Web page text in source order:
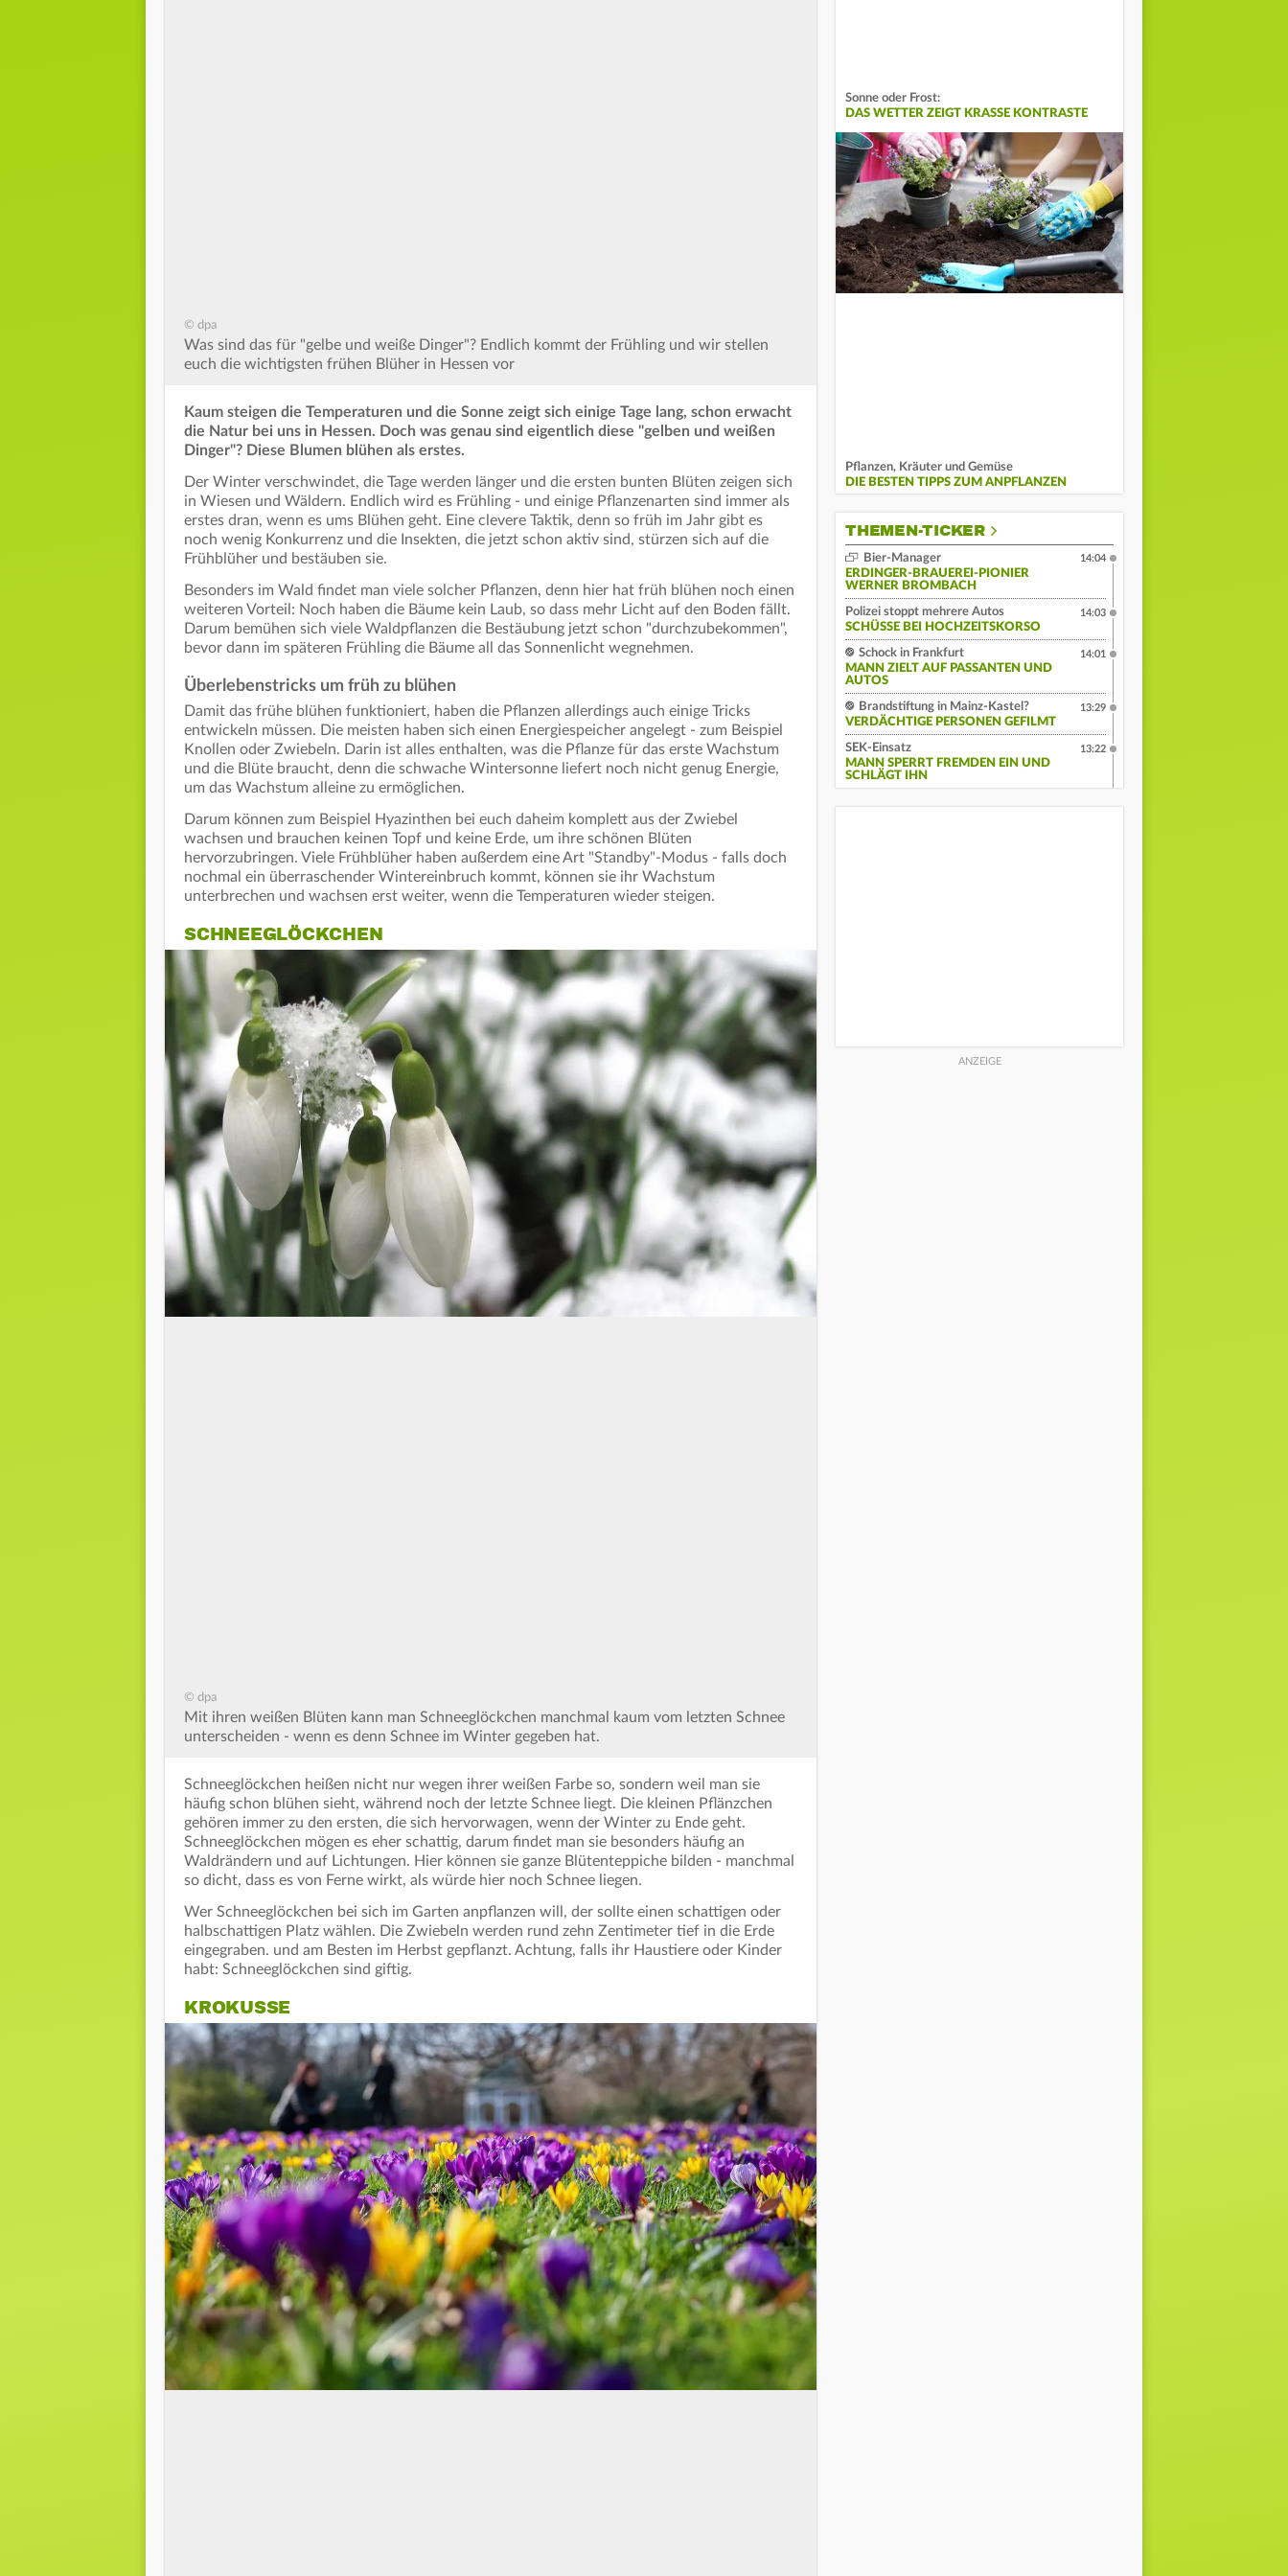
© dpa
Was sind das für "gelbe und weiße Dinger"? Endlich kommt der Frühling und wir stellen
euch die wichtigsten frühen Blüher in Hessen vor
Kaum steigen die Temperaturen und die Sonne zeigt sich einige Tage lang, schon erwacht
die Natur bei uns in Hessen. Doch was genau sind eigentlich diese "gelben und weißen
Dinger"? Diese Blumen blühen als erstes.
Der Winter verschwindet, die Tage werden länger und die ersten bunten Blüten zeigen sich
in Wiesen und Wäldern. Endlich wird es Frühling - und einige Pflanzenarten sind immer als
erstes dran, wenn es ums Blühen geht. Eine clevere Taktik, denn so früh im Jahr gibt es
noch wenig Konkurrenz und die Insekten, die jetzt schon aktiv sind, stürzen sich auf die
Frühblüher und bestäuben sie.
Besonders im Wald findet man viele solcher Pflanzen, denn hier hat früh blühen noch einen
weiteren Vorteil: Noch haben die Bäume kein Laub, so dass mehr Licht auf den Boden fällt.
Darum bemühen sich viele Waldpflanzen die Bestäubung jetzt schon "durchzubekommen",
bevor dann im späteren Frühling die Bäume all das Sonnenlicht wegnehmen.
Überlebenstricks um früh zu blühen
Damit das frühe blühen funktioniert, haben die Pflanzen allerdings auch einige Tricks
entwickeln müssen. Die meisten haben sich einen Energiespeicher angelegt - zum Beispiel
Knollen oder Zwiebeln. Darin ist alles enthalten, was die Pflanze für das erste Wachstum
und die Blüte braucht, denn die schwache Wintersonne liefert noch nicht genug Energie,
um das Wachstum alleine zu ermöglichen.
Darum können zum Beispiel Hyazinthen bei euch daheim komplett aus der Zwiebel
wachsen und brauchen keinen Topf und keine Erde, um ihre schönen Blüten
hervorzubringen. Viele Frühblüher haben außerdem eine Art "Standby"-Modus - falls doch
nochmal ein überraschender Wintereinbruch kommt, können sie ihr Wachstum
unterbrechen und wachsen erst weiter, wenn die Temperaturen wieder steigen.
SCHNEEGLÖCKCHEN
© dpa
Mit ihren weißen Blüten kann man Schneeglöckchen manchmal kaum vom letzten Schnee
unterscheiden - wenn es denn Schnee im Winter gegeben hat.
Schneeglöckchen heißen nicht nur wegen ihrer weißen Farbe so, sondern weil man sie
häufig schon blühen sieht, während noch der letzte Schnee liegt. Die kleinen Pflänzchen
gehören immer zu den ersten, die sich hervorwagen, wenn der Winter zu Ende geht.
Schneeglöckchen mögen es eher schattig, darum findet man sie besonders häufig an
Waldrändern und auf Lichtungen. Hier können sie ganze Blütenteppiche bilden - manchmal
so dicht, dass es von Ferne wirkt, als würde hier noch Schnee liegen.
Wer Schneeglöckchen bei sich im Garten anpflanzen will, der sollte einen schattigen oder
halbschattigen Platz wählen. Die Zwiebeln werden rund zehn Zentimeter tief in die Erde
eingegraben. und am Besten im Herbst gepflanzt. Achtung, falls ihr Haustiere oder Kinder
habt: Schneeglöckchen sind giftig.
KROKUSSE
Sonne oder Frost:
DAS WETTER ZEIGT KRASSE KONTRASTE
Pflanzen, Kräuter und Gemüse
DIE BESTEN TIPPS ZUM ANPFLANZEN
THEMEN-TICKER
Bier-Manager
ERDINGER-BRAUEREI-PIONIER
WERNER BROMBACH
14:04
Polizei stoppt mehrere Autos
SCHÜSSE BEI HOCHZEITSKORSO
14:03
Schock in Frankfurt
MANN ZIELT AUF PASSANTEN UND
AUTOS
14:01
Brandstiftung in Mainz-Kastel?
VERDÄCHTIGE PERSONEN GEFILMT
13:29
SEK-Einsatz
MANN SPERRT FREMDEN EIN UND
SCHLÄGT IHN
13:22